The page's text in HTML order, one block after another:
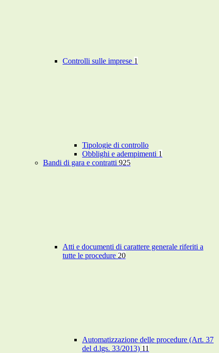
Controlli sulle imprese 1
Tipologie di controllo
Obblighi e adempimenti 1
Bandi di gara e contratti 925
Atti e documenti di carattere generale riferiti a
tutte le procedure 20
Automatizzazione delle procedure (Art. 37
del d.lgs. 33/2013) 11